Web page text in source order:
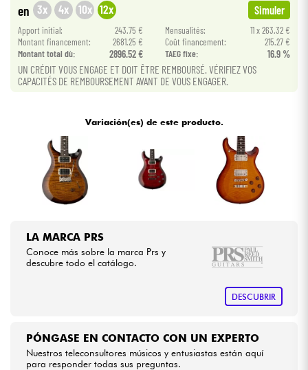
HiFi
Bundle
Ver nuestras marcas
en 3x 4x 10x 12x Simuler
Apport initial: 243.75 € Mensualités:
11 x 263.32 €
Montant financement:
2681.25 € Coût financement:
215.27 €
Montant total dù:
2896.52 € TAEG fixe: 16.9 %
UN CRÉDIT VOUS ENGAGE ET DOIT ÊTRE REMBOURSÉ. VÉRIFIEZ VOS
CAPACITÉS DE REMBOURSEMENT AVANT DE VOUS ENGAGER.
Variación(es) de este producto.
LA MARCA PRS
Conoce más sobre la marca Prs y
descubre todo el catálogo.
DESCUBRIR
PÓNGASE EN CONTACTO CON UN EXPERTO
Nuestros teleconsultores músicos y entusiastas están aquí
para responder todas sus preguntas.